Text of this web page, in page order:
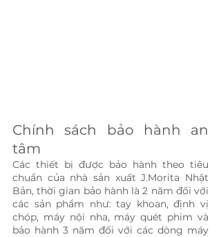
Chính sách bảo hành an
tâm
Các thiết bị được bảo hành theo tiêu
chuẩn của nhà sản xuất J.Morita Nhật
Bản, thời gian bảo hành là 2 năm đối với
các sản phẩm như: tay khoan, định vị
chóp, máy nội nha, máy quét phim và
bảo hành 3 năm đối với các dòng máy